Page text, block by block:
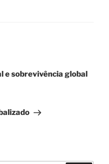
e sobrevivência global